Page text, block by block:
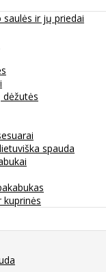
saulės ir jų priedai
dėžutės
spauda
kuprinės